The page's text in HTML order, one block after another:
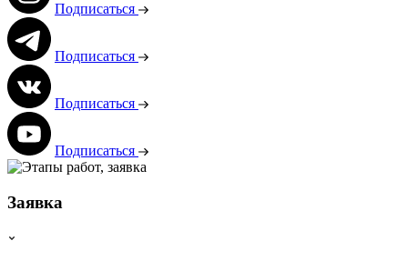
Подписаться
Подписаться
Подписаться
Подписаться
Заявка